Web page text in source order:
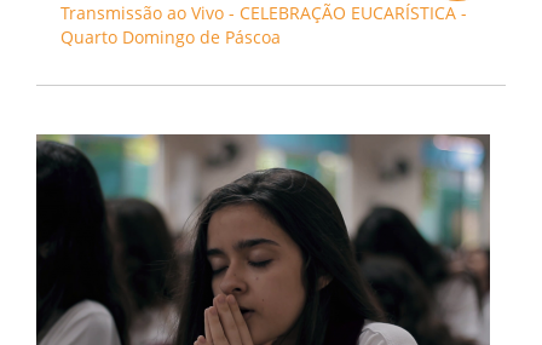
Transmissão ao Vivo - CELEBRAÇÃO EUCARÍSTICA -
Quarto Domingo de Páscoa